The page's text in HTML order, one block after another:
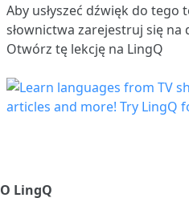
Aby usłyszeć dźwięk do tego
słownictwa zarejestruj się na
Otwórz tę lekcję na LingQ
O LingQ